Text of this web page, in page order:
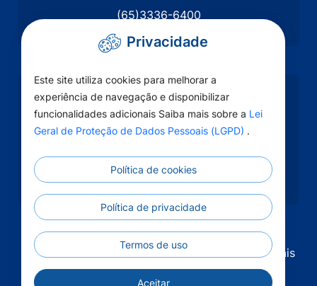
(65)3336-6400
Como chegar
Prefeitura de Diamantino
Mendes, Nº 2287 - Bairro Centro, CEP
78.400-000.
©2026 - Lei Geral de Proteção de Dados Pessoais
(LGPD) - Todos os direitos reservados.
Privacidade
Este site utiliza cookies para melhorar a
experiência de navegação e disponibilizar
funcionalidades adicionais Saiba mais sobre a Lei
Geral de Proteção de Dados Pessoais (LGPD) .
Política de cookies
Política de privacidade
Termos de uso
Aceitar